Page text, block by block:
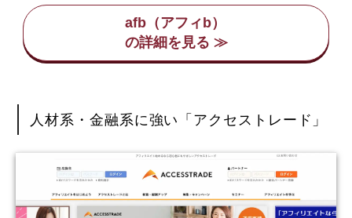
afb（アフィb）
人材系・金融系に強い「アクセストレード」